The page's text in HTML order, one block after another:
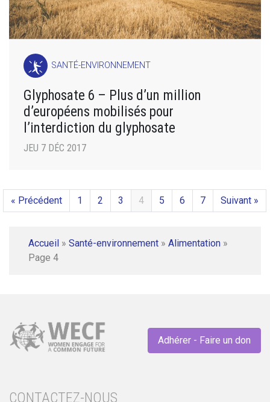
SANTÉ-ENVIRONNEMENT
Glyphosate 6 – Plus d’un million
d’européens mobilisés pour
l’interdiction du glyphosate
JEU 7 DÉC 2017
« Précédent 1 2 3 4 5 6 7 Suivant »
Accueil » Santé-environnement » Alimentation »
Page 4
Adhérer - Faire un don
CONTACTEZ-NOUS